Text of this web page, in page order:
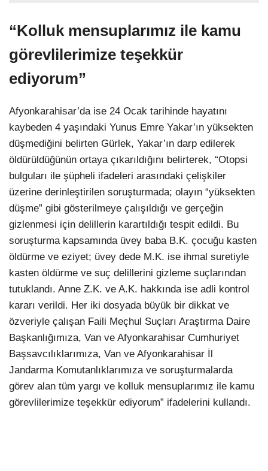
“Kolluk mensuplarımız ile kamu
görevlilerimize teşekkür
ediyorum”
Afyonkarahisar’da ise 24 Ocak tarihinde hayatını
kaybeden 4 yaşındaki Yunus Emre Yakar’ın yüksekten
düşmediğini belirten Gürlek, Yakar’ın darp edilerek
öldürüldüğünün ortaya çıkarıldığını belirterek, “Otopsi
bulguları ile şüpheli ifadeleri arasındaki çelişkiler
üzerine derinleştirilen soruşturmada; olayın “yüksekten
düşme” gibi gösterilmeye çalışıldığı ve gerçeğin
gizlenmesi için delillerin karartıldığı tespit edildi. Bu
soruşturma kapsamında üvey baba B.K. çocuğu kasten
öldürme ve eziyet; üvey dede M.K. ise ihmal suretiyle
kasten öldürme ve suç delillerini gizleme suçlarından
tutuklandı. Anne Z.K. ve A.K. hakkında ise adli kontrol
kararı verildi. Her iki dosyada büyük bir dikkat ve
özveriyle çalışan Faili Meçhul Suçları Araştırma Daire
Başkanlığımıza, Van ve Afyonkarahisar Cumhuriyet
Başsavcılıklarımıza, Van ve Afyonkarahisar İl
Jandarma Komutanlıklarımıza ve soruşturmalarda
görev alan tüm yargı ve kolluk mensuplarımız ile kamu
görevlilerimize teşekkür ediyorum” ifadelerini kullandı.